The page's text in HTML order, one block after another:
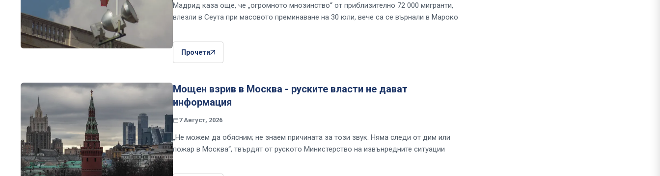
Мадрид каза още, че „огромното мнозинство“ от приблизително 72 000 мигранти,
влезли в Сеута при масовото преминаване на 30 юли, вече са се върнали в Мароко
Прочети
Мощен взрив в Москва - руските власти не дават
информация
7 Август, 2026
„Не можем да обясним; не знаем причината за този звук. Няма следи от дим или
пожар в Москва“, твърдят от руското Министерство на извънредните ситуации